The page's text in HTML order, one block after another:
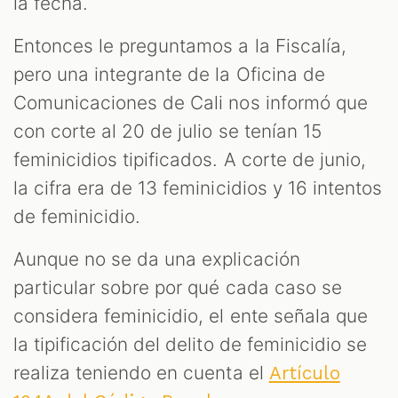
Entonces le preguntamos a la Fiscalía,
pero una integrante de la Oficina de
Comunicaciones de Cali nos informó que
con corte al 20 de julio se tenían 15
feminicidios tipificados. A corte de junio,
la cifra era de 13 feminicidios y 16 intentos
de feminicidio.
Aunque no se da una explicación
particular sobre por qué cada caso se
considera feminicidio, el ente señala que
la tipificación del delito de feminicidio se
realiza teniendo en cuenta el Artículo